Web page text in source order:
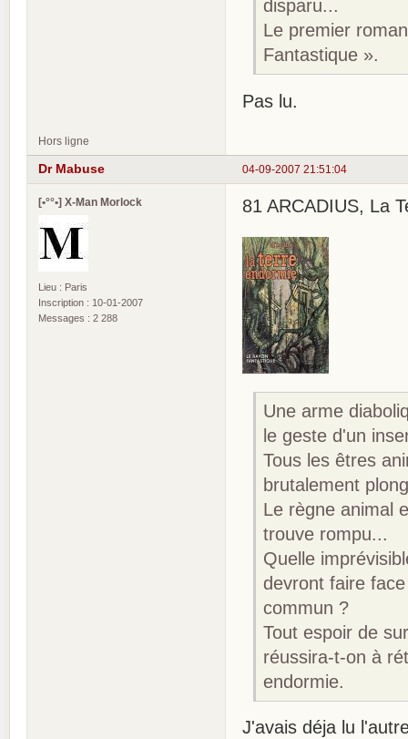
disparu...
Le premier
Fantastique ».
Pas lu.
Hors ligne
04-09-2007 21:51:04
Dr Mabuse
[•°°•] X-Man Morlock
Lieu : Paris
Inscription : 10-01-2007
Messages : 2 288
81 ARCADIUS, La
Une arme
le geste d'un
Tous les êtres
brutalement
Le règne animal
trouve rompu...
Quelle
devront faire
commun ?
Tout espoir de
réussira-t-on à
endormie.
J'avais déja lu